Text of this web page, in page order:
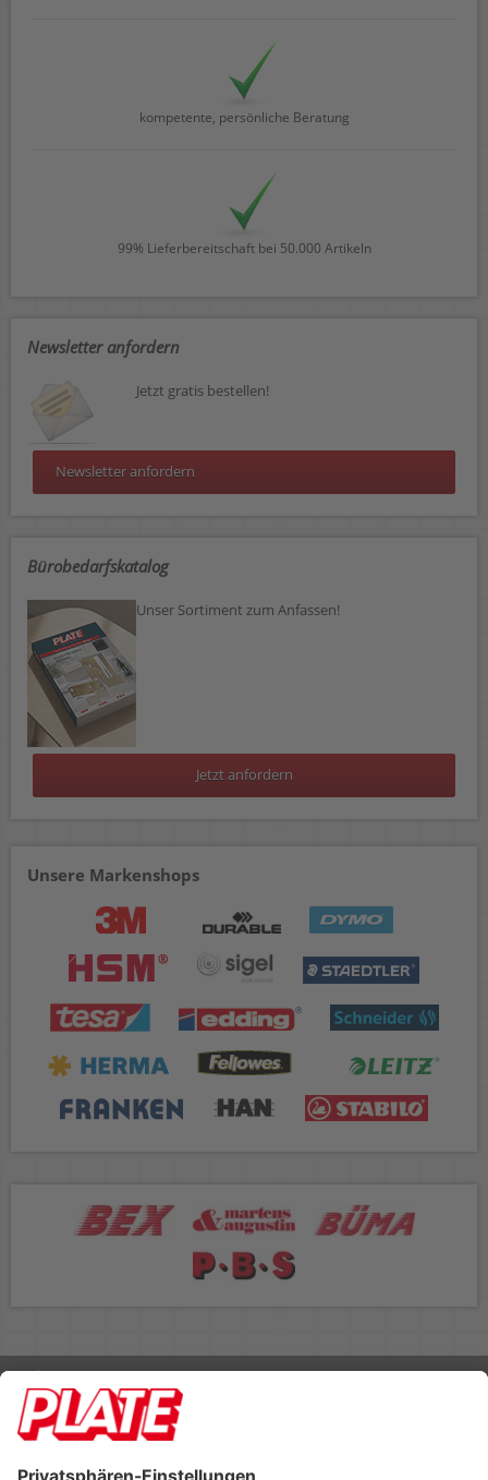
kompetente, persönliche Beratung
99% Lieferbereitschaft bei 50.000 Artikeln
Newsletter anfordern
Jetzt gratis bestellen!
Newsletter anfordern
Bürobedarfskatalog
Unser Sortiment zum Anfassen!
Jetzt anfordern
Unsere Markenshops
Rufen Sie uns an 04298 401-0
Lieferbedingungen Impressum